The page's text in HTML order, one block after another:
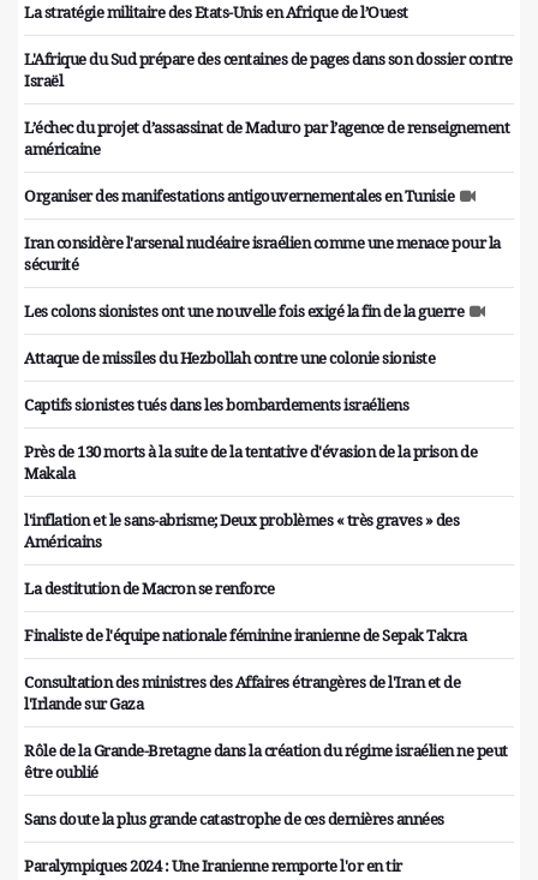
La stratégie militaire des Etats-Unis en Afrique de l’Ouest
L'Afrique du Sud prépare des centaines de pages dans son dossier contre
Israël
L’échec du projet d’assassinat de Maduro par l’agence de renseignement
américaine
Organiser des manifestations antigouvernementales en Tunisie
Iran considère l'arsenal nucléaire israélien comme une menace pour la
sécurité
Les colons sionistes ont une nouvelle fois exigé la fin de la guerre
Attaque de missiles du Hezbollah contre une colonie sioniste
Captifs sionistes tués dans les bombardements israéliens
Près de 130 morts à la suite de la tentative d'évasion de la prison de
Makala
l'inflation et le sans-abrisme; Deux problèmes « très graves » des
Américains
La destitution de Macron se renforce
Finaliste de l'équipe nationale féminine iranienne de Sepak Takra
Consultation des ministres des Affaires étrangères de l'Iran et de
l'Irlande sur Gaza
Rôle de la Grande-Bretagne dans la création du régime israélien ne peut
être oublié
Sans doute la plus grande catastrophe de ces dernières années
Paralympiques 2024 : Une Iranienne remporte l'or en tir